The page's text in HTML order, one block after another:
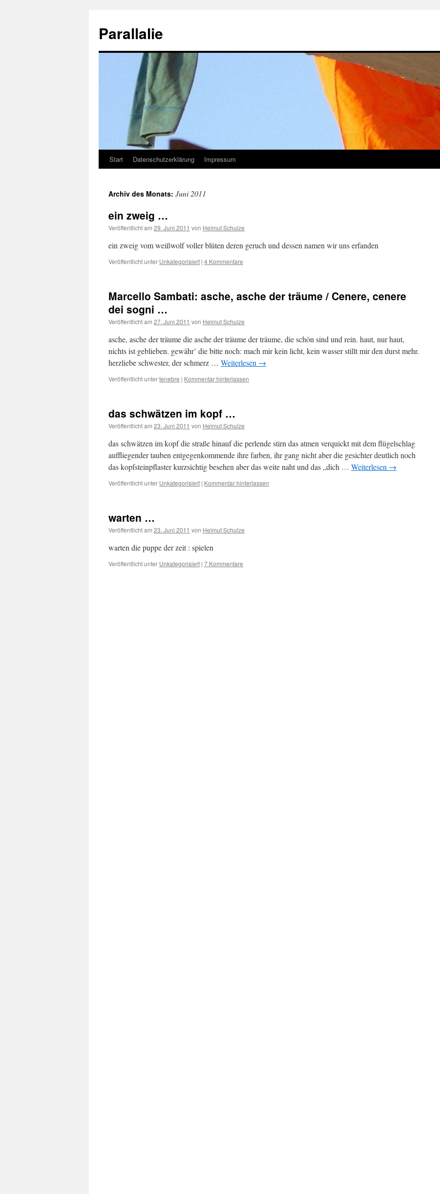
springen
Parallalie
Start Datenschutzerklärung Impressum
Archiv des Monats: Juni 2011
ein zweig …
Veröffentlicht am 29. Juni 2011 von Helmut Schulze
ein zweig vom weißwolf voller blüten deren geruch und dessen namen wir uns erfanden
Veröffentlicht unter Unkategorisiert | 4 Kommentare
Marcello Sambati: asche, asche der träume / Cenere, cenere
dei sogni …
Veröffentlicht am 27. Juni 2011 von Helmut Schulze
asche, asche der träume die asche der träume der träume, die schön sind und rein. haut, nur haut,
nichts ist geblieben. gewähr’ die bitte noch: mach mir kein licht, kein wasser stillt mir den durst mehr.
herzliebe schwester, der schmerz … Weiterlesen →
Veröffentlicht untertenebre | Kommentar hinterlassen
das schwätzen im kopf …
Veröffentlicht am 23. Juni 2011 von Helmut Schulze
das schwätzen im kopf die straße hinauf die perlende stirn das atmen verquickt mit dem flügelschlag
auffliegender tauben entgegenkommende ihre farben, ihr gang nicht aber die gesichter deutlich noch
das kopfsteinpflaster kurzsichtig besehen aber das weite naht und das „dich … Weiterlesen →
Veröffentlicht unter Unkategorisiert | Kommentar hinterlassen
warten …
Veröffentlicht am 23. Juni 2011 von Helmut Schulze
warten die puppe der zeit : spielen
Veröffentlicht unter Unkategorisiert | 7 Kommentare